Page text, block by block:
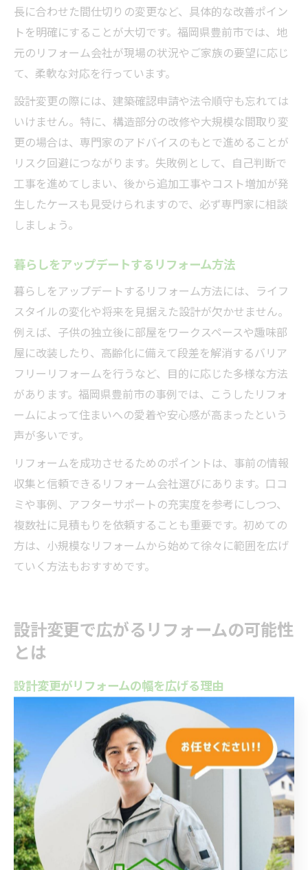
長に合わせた間仕切りの変更など、具体的な改善ポイン
トを明確にすることが大切です。福岡県豊前市では、地
元のリフォーム会社が現場の状況やご家族の要望に応じ
て、柔軟な対応を行っています。
設計変更の際には、建築確認申請や法令順守も忘れては
いけません。特に、構造部分の改修や大規模な間取り変
更の場合は、専門家のアドバイスのもとで進めることが
リスク回避につながります。失敗例として、自己判断で
工事を進めてしまい、後から追加工事やコスト増加が発
生したケースも見受けられますので、必ず専門家に相談
しましょう。
暮らしをアップデートするリフォーム方法
暮らしをアップデートするリフォーム方法には、ライフ
スタイルの変化や将来を見据えた設計が欠かせません。
例えば、子供の独立後に部屋をワークスペースや趣味部
屋に改装したり、高齢化に備えて段差を解消するバリア
フリーリフォームを行うなど、目的に応じた多様な方法
があります。福岡県豊前市の事例では、こうしたリフォ
ームによって住まいへの愛着や安心感が高まったという
声が多いです。
リフォームを成功させるためのポイントは、事前の情報
収集と信頼できるリフォーム会社選びにあります。口コ
ミや事例、アフターサポートの充実度を参考にしつつ、
複数社に見積もりを依頼することも重要です。初めての
方は、小規模なリフォームから始めて徐々に範囲を広げ
ていく方法もおすすめです。
設計変更で広がるリフォームの可能性
とは
設計変更がリフォームの幅を広げる理由
リフォームを検討する際、設計変更を取り入れること
で、住まいの可能性は格段に広がります。単なる内装や
設備の更新にとどまらず、間取りや構造の見直しによっ
て生活動線や使い勝手を根本から改善できるためです。
福岡県豊前市でも、こうした設計変更を伴うリフォーム
が注目されており、地元のリフォーム会社や建築士と連
携することで、法令順守や安全性を保ちながら理想の住
まいづくりが進められます。